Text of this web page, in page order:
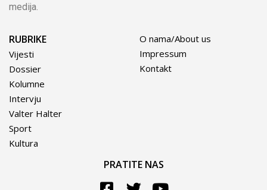
medija.
RUBRIKE
Vijesti
Dossier
Kolumne
Intervju
Valter Halter
Sport
Kultura
O nama/About us
Impressum
Kontakt
PRATITE NAS